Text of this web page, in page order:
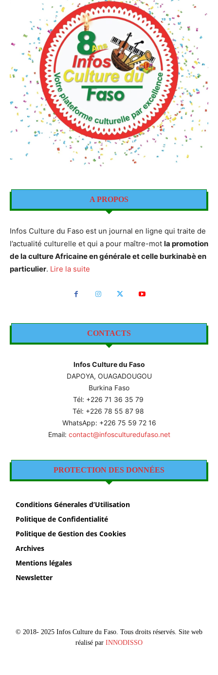
A PROPOS
Infos Culture du Faso est un journal en ligne qui traite de
l’actualité culturelle et qui a pour maître-mot la promotion
de la culture Africaine en générale et celle burkinabè en
particulier. Lire la suite
CONTACTS
Infos Culture du Faso
DAPOYA, OUAGADOUGOU
Burkina Faso
Tél: +226 71 36 35 79
Tél: +226 78 55 87 98
WhatsApp: +226 75 59 72 16
Email: contact@infosculturedufaso.net
PROTECTION DES DONNÉES
Conditions Génerales d’Utilisation
Politique de Confidentialité
Politique de Gestion des Cookies
Archives
Mentions légales
Newsletter
© 2018- 2025 Infos Culture du Faso. Tous droits réservés. Site web
réalisé par INNODISSO